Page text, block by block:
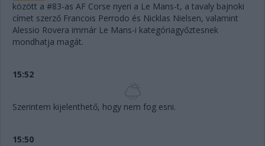
között a #83-as AF Corse nyeri a Le Mans-t, a tavaly bajnoki
címet szerző Francois Perrodo és Nicklas Nielsen, valamint
Alessio Rovera immár Le Mans-i kategóriagyőztesnek
mondhatja magát.
15:52
Szerintem kijelenthető, hogy nem fog esni.
15:50